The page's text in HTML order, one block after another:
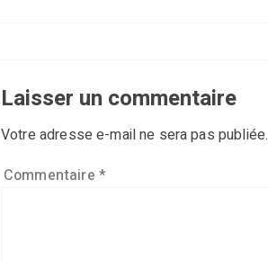
Laisser un commentaire
Votre adresse e-mail ne sera pas publiée.
Commentaire *